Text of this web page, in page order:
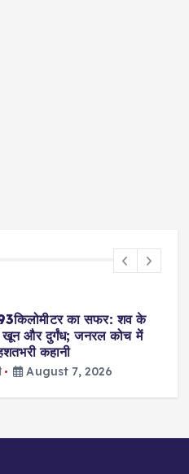
का सफर: शव के
और दुर्गंध; जनरल कोच में
कहानी
August 7, 2026